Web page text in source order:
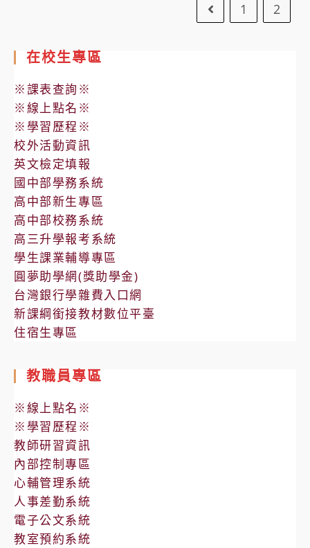
第
二
學
期
高
中
部
定
期
考、
補
考
【範
圍
表】
Go to the
1 2
在校生專區
※課表查詢※
※線上點名※
※學習歷程※
校外活動資訊
英文檢定填報
國中部學務系統
高中部新生專區
高中部校務系統
高三升學報考系統
學生課業輔導專區
圓夢助學網(獎助學金)
台灣銀行學雜費入口網
新課綱銜接教材數位平臺
住宿生專區
教職員專區
※線上點名※
※學習歷程※
教師研習資訊
內部控制專區
心輔管理系統
人事差勤系統
電子公文系統
教室預約系統